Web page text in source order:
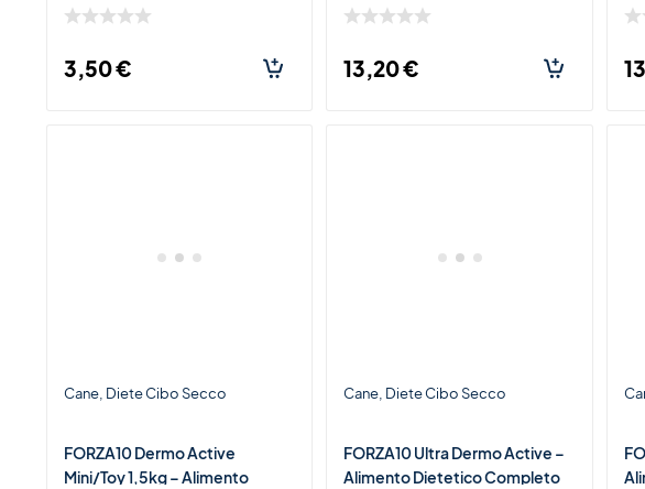
3,50€
all’Agnello per Cani Adulti di
13,20€
Cane Diete Cibo Secco
FORZA10 Dermo Active
Mini/Toy 1,5kg – Alimento
Cane Diete Cibo Secco
FORZA10 Ultra Dermo Active –
Alimento Dietetico Completo